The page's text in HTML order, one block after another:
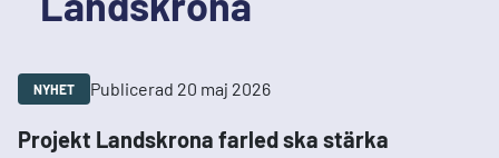
NYHET Publicerad 20 maj 2026
Projekt Landskrona farled ska stärka